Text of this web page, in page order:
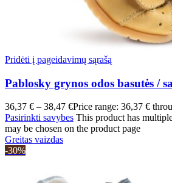
Pridėti į pageidavimų sąrašą
Pablosky grynos odos basutės /
36,37 € – 38,47 €Price range: 36,37 €
Pasirinkti savybes This product has
may be chosen on the product page
Greitas vaizdas
-30%